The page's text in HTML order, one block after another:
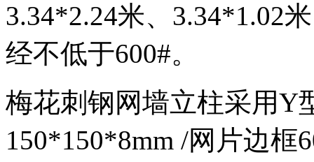
3.34*2.24米、3.34*1.02
经不低于600#。
梅花刺钢网墙立柱采用Y
150*150*8mm /网片边